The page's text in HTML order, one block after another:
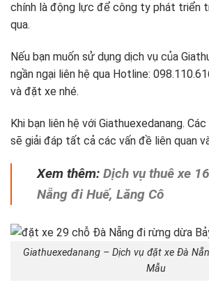
chính là động lực để công ty phát triển
qua.
Nếu bạn muốn sử dụng dịch vụ của
ngần ngại liên hệ qua Hotline:
và đặt xe nhé.
Khi bạn liên hệ với Giathuexedanang.
sẽ giải đáp tất cả các vấn đề liên quan
Xem thêm: Dịch vụ thuê xe
Nẵng đi Huế, Lăng Cô
Giathuexedanang – Dịch vụ đặt xe Đà
Mẫu